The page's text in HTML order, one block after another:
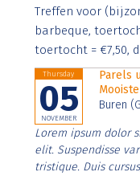
Aenean faucibus
imperdiet. Nunc ut
Treffen voor
barbeque,
toertocht = €7,50,
Thursday
05
NOVEMBER
Parels
Buren
Lorem ipsum dolor
elit. Suspendisse
tristique. Duis